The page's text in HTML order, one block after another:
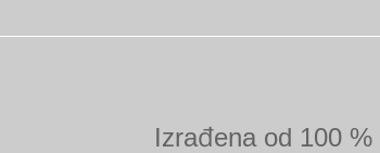
Izrađena od 100